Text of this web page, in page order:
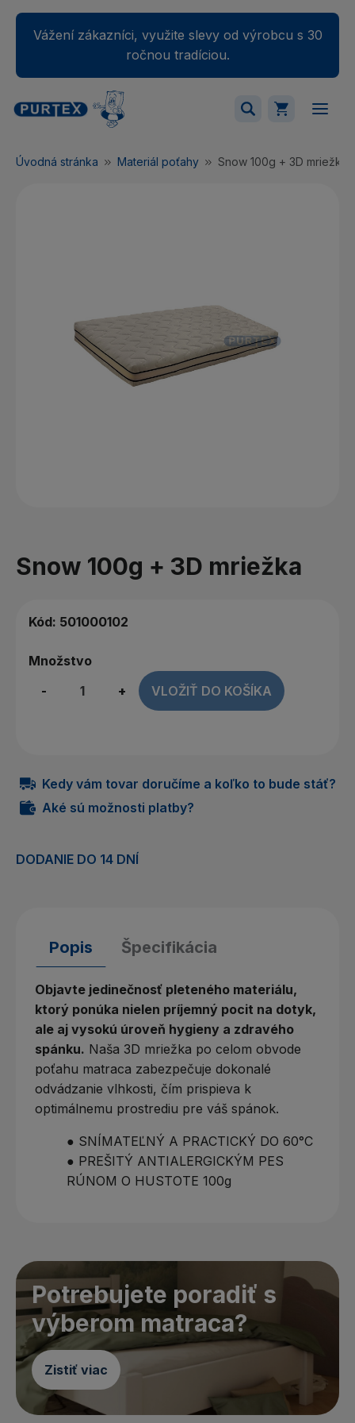
Vážení zákazníci, využite slevy od výrobcu s 30
ročnou tradíciou.
Váš nákupný košík je momentálne prázdny.
Úvodná stránka Materiál poťahy Snow 100g + 3D mriežka
Snow 100g + 3D mriežka
Kód: 501000102
Množstvo
-
+ VLOŽIŤ DO KOŠÍKA
Kedy vám tovar doručíme a koľko to bude stáť?
Aké sú možnosti platby?
DODANIE DO 14 DNÍ
Popis Špecifikácia
Objavte jedinečnosť pleteného materiálu,
ktorý ponúka nielen príjemný pocit na dotyk,
ale aj vysokú úroveň hygieny a zdravého
spánku. Naša 3D mriežka po celom obvode
poťahu matraca zabezpečuje dokonalé
odvádzanie vlhkosti, čím prispieva k
optimálnemu prostrediu pre váš spánok.
● SNÍMATEĽNÝ A PRACTICKÝ DO 60°C
● PREŠITÝ ANTIALERGICKÝM PES
RÚNOM O HUSTOTE 100g
Potrebujete poradiť s
výberom matraca?
Zistiť viac